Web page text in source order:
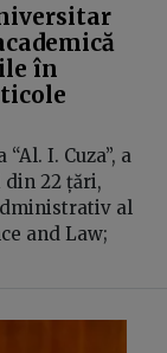
în
I. Cuza”, a
din 22 țări,
al
and Law;